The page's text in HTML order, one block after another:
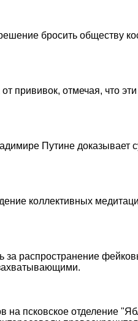
бросить обществу
прививок, отмечая, что
Путине
коллективных
распространение
псковское отделение